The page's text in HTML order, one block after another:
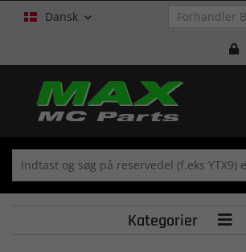
Dansk 
Kategorier 